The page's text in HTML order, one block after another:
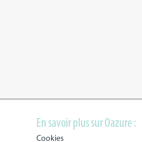
En savoir plus sur Oazure :
Cookies